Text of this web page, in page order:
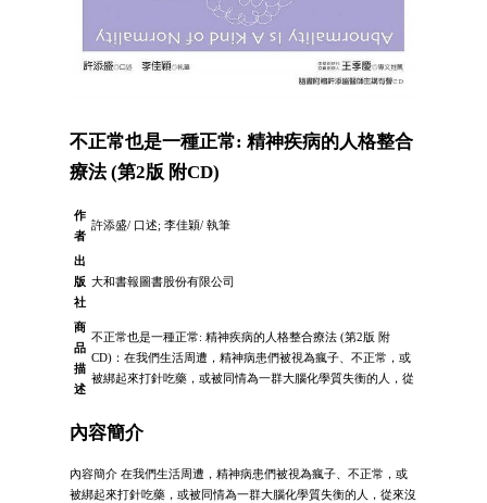
不正常也是一種正常: 精神疾病的人格整合
療法 (第2版 附CD)
作
者
許添盛/ 口述; 李佳穎/ 執筆
出
版
社
大和書報圖書股份有限公司
商
品
描
述
不正常也是一種正常: 精神疾病的人格整合療法 (第2版 附
CD)：在我們生活周遭，精神病患們被視為瘋子、不正常，或
被綁起來打針吃藥，或被同情為一群大腦化學質失衡的人，從
內容簡介
內容簡介 在我們生活周遭，精神病患們被視為瘋子、不正常，或
被綁起來打針吃藥，或被同情為一群大腦化學質失衡的人，從來沒